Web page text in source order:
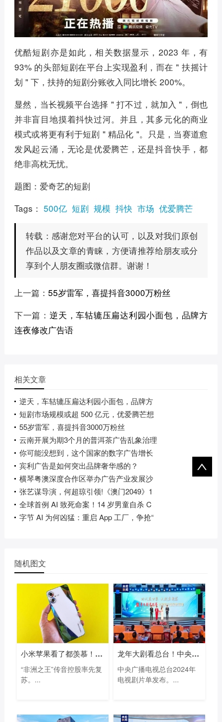
优酷短剧亦是如此，相关数据显示，2023 年，有
93% 的头部短剧在平台上实现盈利，而在 " 扶摇计
划 " 下，扶持的短剧分账收入同比增长 200%。
显然，当长视频平台选择 " 打不过，就加入 "，倒也
并非盲目地摸着抖快过河。并且，其多元化的商业
模式或将更有利于短剧 " 精品化 "。只是，当赛道愈
发风起云涌，无论是优爱腾芒，还是抖音快手，都
绝非高枕无忧。
题图：爱奇艺的短剧
Tags： 500亿 短剧 规模 抖快 市场 优爱腾芒
转载： 感谢您对平台的认可，以及对我们原创
作品以及文章的青睐，方便请推荐给朋友或分
享到个人朋友圈或微信群。谢谢！
上一篇： 55岁雷军，喜提抖音3000万粉丝
下一篇：逆天，车轱辘压扁达利园小面包，品牌方
连夜修改广告语
相关文章
逆天，车轱辘压扁达利园小面包，品牌方
短剧市场规模或超 500 亿元，优爱腾芒想
55岁雷军，喜提抖音3000万粉丝
云南开展为期3个月的普洱茶广告乱象治理
你可能没想到，这个国家的数字广告增长
宾利广告是如何突出品牌奢华感的？
横琴粤澳深度合作区举办广告产业发展沙
张艺谋导演，何超琼引领!《澳门2049》1
全球首例 AI 致死命案！14 岁男童自杀 C
字节 AI 为何凶猛：重启 App 工厂，争抢“
随机图文
小米苹果看了都羡慕！“非洲手机之王”
“非洲之王”传音控股率先复
苏。...
龙年大剧看总台！中央广播电视总台202
中央广播电视总台2024年
电视剧片单发布。...